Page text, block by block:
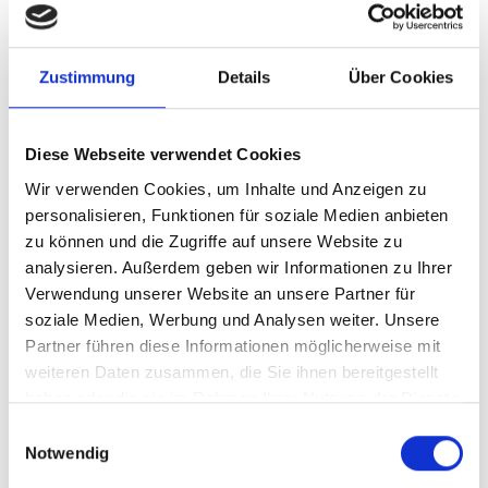
Zustimmung Details Über Cookies
Diese Webseite verwendet Cookies
Wir verwenden Cookies, um Inhalte und Anzeigen zu
personalisieren, Funktionen für soziale Medien anbieten
zu können und die Zugriffe auf unsere Website zu
analysieren. Außerdem geben wir Informationen zu Ihrer
Verwendung unserer Website an unsere Partner für
soziale Medien, Werbung und Analysen weiter. Unsere
Partner führen diese Informationen möglicherweise mit
weiteren Daten zusammen, die Sie ihnen bereitgestellt
haben oder die sie im Rahmen Ihrer Nutzung der Dienste
Notwendig
Suchen
nach:
KATEGORIEN
1 Aktuelles(76)
2 Barrierefreiheit, Accessibility(564)
1 Barrierefreies Webdesign(77)
Barrierefreies Webdesign –
Richtlinien(12)
2 barrierefreie Softwareentwicklung